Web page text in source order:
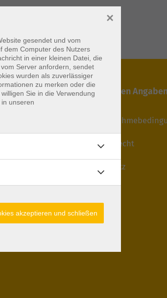
Gesetzlichen
AGB/
Widerrufsrecht
Datenschutz
Widerruf
gesendet und vom
dem Computer des Nutzers
in einer kleinen Datei, die
Server anfordern, sendet
wurden als zuverlässiger
zu merken oder die
Sie in die Verwendung
unseren
×
akzeptieren und schließen